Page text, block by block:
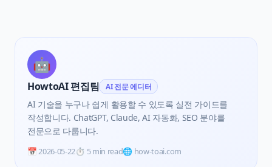
🤖
HowtoAI 편집팀 AI 전문 에디터
AI 기술을 누구나 쉽게 활용할 수 있도록 실전 가이드를
작성합니다. ChatGPT, Claude, AI 자동화, SEO 분야를
전문으로 다룹니다.
📅2026-05-22⏱️ 5 min read🌐 how-toai.com